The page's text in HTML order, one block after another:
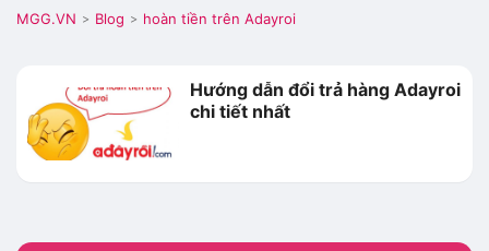
MGG.VN > Blog > hoàn tiền trên Adayroi
Hướng dẫn đổi trả hàng Adayroi
chi tiết nhất